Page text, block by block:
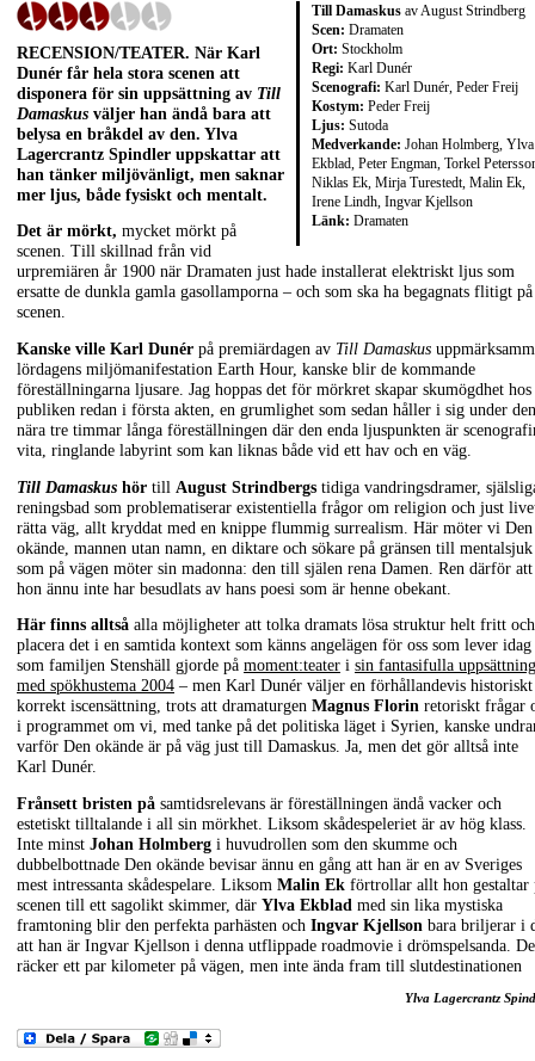
Till Damaskus av August Strindberg
Scen: Dramaten
Ort: Stockholm
Regi: Karl Dunér
Scenografi: Karl Dunér, Peder Freij
Kostym: Peder Freij
Ljus: Sutoda
Medverkande: Johan Holmberg, Ylva
Ekblad, Peter Engman, Torkel
Niklas Ek, Mirja Turestedt, Malin Ek,
Irene Lindh, Ingvar Kjellson
Länk: Dramaten
RECENSION/TEATER. När Karl
Dunér får hela stora scenen att
disponera för sin uppsättning av Till
Damaskus väljer han ändå bara att
belysa en bråkdel av den. Ylva
Lagercrantz Spindler uppskattar att
han tänker miljövänligt, men saknar
mer ljus, både fysiskt och mentalt.
Det är mörkt, mycket mörkt på
scenen. Till skillnad från vid
urpremiären år 1900 när Dramaten just hade installerat elektriskt ljus som
ersatte de dunkla gamla gasollamporna – och som ska ha begagnats flitigt på
scenen.
Kanske ville Karl Dunér på premiärdagen av Till Damaskus
lördagens miljömanifestation Earth Hour, kanske blir de kommande
föreställningarna ljusare. Jag hoppas det för mörkret skapar skumögdhet hos
publiken redan i första akten, en grumlighet som sedan håller i sig under den
nära tre timmar långa föreställningen där den enda ljuspunkten är
vita, ringlande labyrint som kan liknas både vid ett hav och en väg.
Till Damaskus hör till August Strindbergs tidiga vandringsdramer,
reningsbad som problematiserar existentiella frågor om religion och just
rätta väg, allt kryddat med en knippe flummig surrealism. Här möter vi Den
okände, mannen utan namn, en diktare och sökare på gränsen till mentalsjuk
som på vägen möter sin madonna: den till själen rena Damen. Ren därför att
hon ännu inte har besudlats av hans poesi som är henne obekant.
Här finns alltså alla möjligheter att tolka dramats lösa struktur helt fritt och
placera det i en samtida kontext som känns angelägen för oss som lever idag
som familjen Stenshäll gjorde på moment:teater i sin fantasifulla uppsättning
med spökhustema 2004 – men Karl Dunér väljer en förhållandevis historiskt
korrekt iscensättning, trots att dramaturgen Magnus Florin retoriskt frågar
i programmet om vi, med tanke på det politiska läget i Syrien, kanske
varför Den okände är på väg just till Damaskus. Ja, men det gör alltså inte
Karl Dunér.
Frånsett bristen på samtidsrelevans är föreställningen ändå vacker och
estetiskt tilltalande i all sin mörkhet. Liksom skådespeleriet är av hög klass.
Inte minst Johan Holmberg i huvudrollen som den skumme och
dubbelbottnade Den okände bevisar ännu en gång att han är en av Sveriges
mest intressanta skådespelare. Liksom Malin Ek förtrollar allt hon gestaltar
scenen till ett sagolikt skimmer, där Ylva Ekblad med sin lika mystiska
framtoning blir den perfekta parhästen och Ingvar Kjellson bara briljerar i
att han är Ingvar Kjellson i denna utflippade roadmovie i drömspelsanda.
räcker ett par kilometer på vägen, men inte ända fram till slutdestinationen
Ylva Lagercrantz